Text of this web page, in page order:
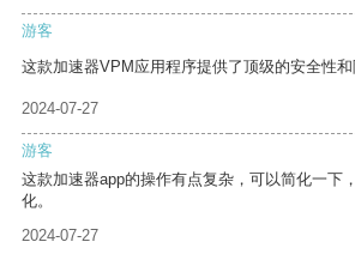
游客
这款加速器VPM应用程序提供了顶级的安全性和
2024-07-27
游客
这款加速器app的操作有点复杂，可以简化一下
化。
2024-07-27